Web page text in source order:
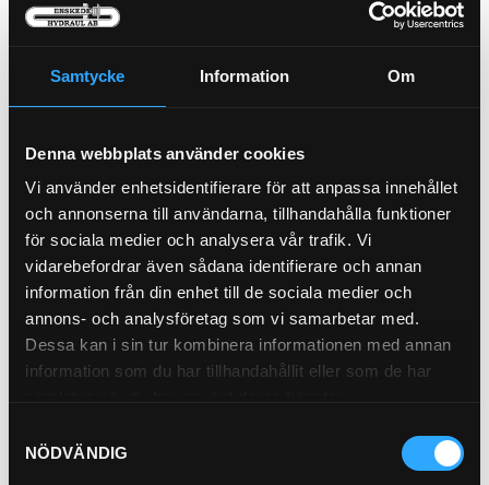
Samtycke Information Om
Denna webbplats använder cookies
Vi använder enhetsidentifierare för att anpassa innehållet
och annonserna till användarna, tillhandahålla funktioner
för sociala medier och analysera vår trafik. Vi
vidarebefordrar även sådana identifierare och annan
information från din enhet till de sociala medier och
annons- och analysföretag som vi samarbetar med.
Dessa kan i sin tur kombinera informationen med annan
information som du har tillhandahållit eller som de har
NÖDVÄNDIG
Hydraulfilter Insats
Hydraulfilter 21-1757
Pris exkl. 555.00
Köp